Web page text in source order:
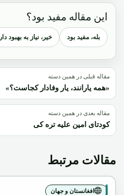
این مقاله مفید بود؟
بله، مفید بود خیر، نیاز به بهبود
مقاله قبلی در همین دسته
«همه یارانند، یار وفادار کجاست؟»
مقاله بعدی در همین دسته
کودتای امین علیه تره کی
مقالات مرتبط
افغانستان و جهان